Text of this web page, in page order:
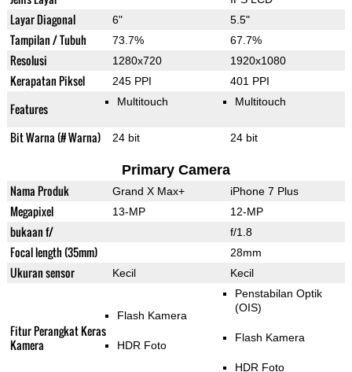
Layar Diagonal 6" 5.5"
Tampilan / Tubuh 73.7% 67.7%
Resolusi 1280x720 1920x1080
Kerapatan Piksel 245 PPI 401 PPI
Features Multitouch Multitouch
Bit Warna (# Warna) 24 bit 24 bit
Primary Camera
Nama Produk Grand X Max+ iPhone 7 Plus
Megapixel 13-MP 12-MP
bukaan f/ f/1.8
Focal length (35mm) 28mm
Ukuran sensor Kecil Kecil
Fitur Perangkat Keras
Kamera
Flash Kamera
HDR Foto
Penstabilan Optik
(OIS)
Flash Kamera
HDR Foto